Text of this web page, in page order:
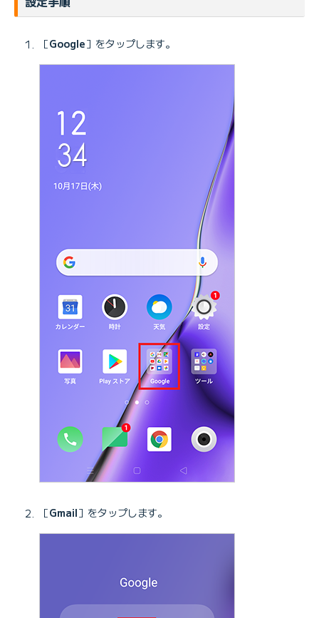
［Google］をタップします。
［Gmail］をタップします。